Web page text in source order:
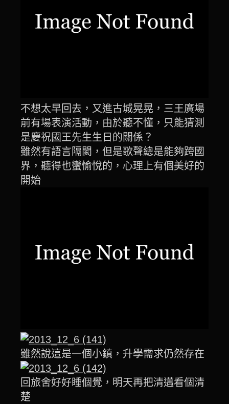
不想太早回去，又進古城晃晃，三王廣場
前有場表演活動，由於聽不懂，只能猜測
是慶祝國王先生生日的關係？
雖然有語言隔閡，但是歌聲總是能夠跨國
界，聽得也蠻愉悅的，心理上有個美好的
開始
雖然說這是一個小鎮，升學需求仍然存在
回旅舍好好睡個覺，明天再把清邁看個清
楚